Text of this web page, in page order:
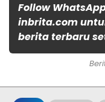
Follow
inbrita.com
berita terbaru